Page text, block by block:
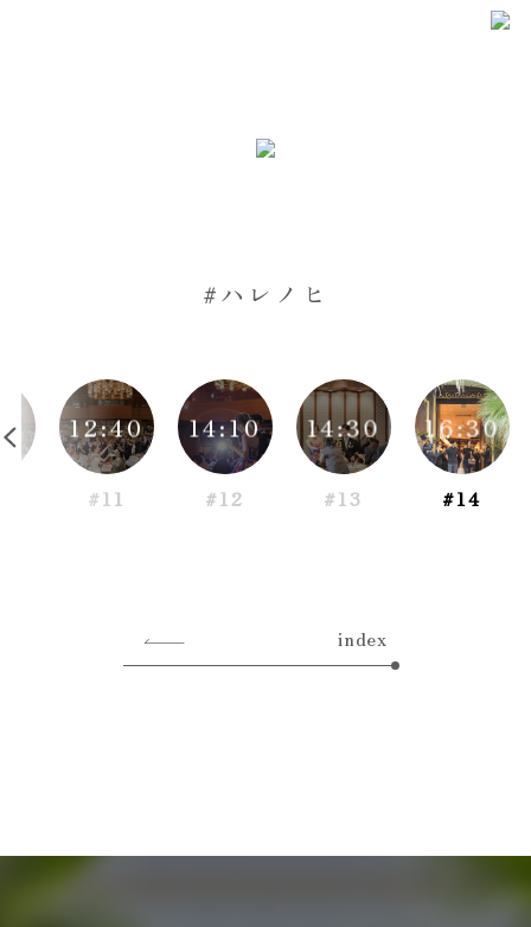
#ハレノヒ
12:40
#11
14:10
#12
14:30
#13
16:30
#14
index